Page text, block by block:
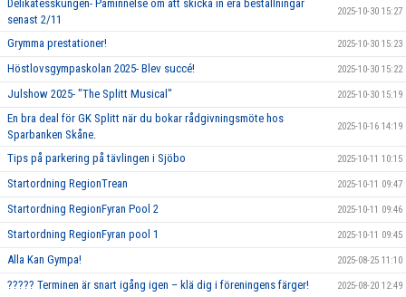
Delikatesskungen- Påminnelse om att skicka in era beställningar
senast 2/11
2025-10-30 15:27
Grymma prestationer! 2025-10-30 15:23
Höstlovsgympaskolan 2025- Blev succé! 2025-10-30 15:22
Julshow 2025- "The Splitt Musical" 2025-10-30 15:19
En bra deal för GK Splitt när du bokar rådgivningsmöte hos
Sparbanken Skåne.
2025-10-16 14:19
Tips på parkering på tävlingen i Sjöbo 2025-10-11 10:15
Startordning RegionTrean 2025-10-11 09:47
Startordning RegionFyran Pool 2 2025-10-11 09:46
Startordning RegionFyran pool 1 2025-10-11 09:45
Alla Kan Gympa! 2025-08-25 11:10
????? Terminen är snart igång igen – klä dig i föreningens färger! 2025-08-20 12:49